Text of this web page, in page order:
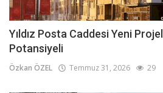
Yıldız Posta Caddesi Yeni
Potansiyeli
Özkan ÖZEL Temmuz 31, 2026 29